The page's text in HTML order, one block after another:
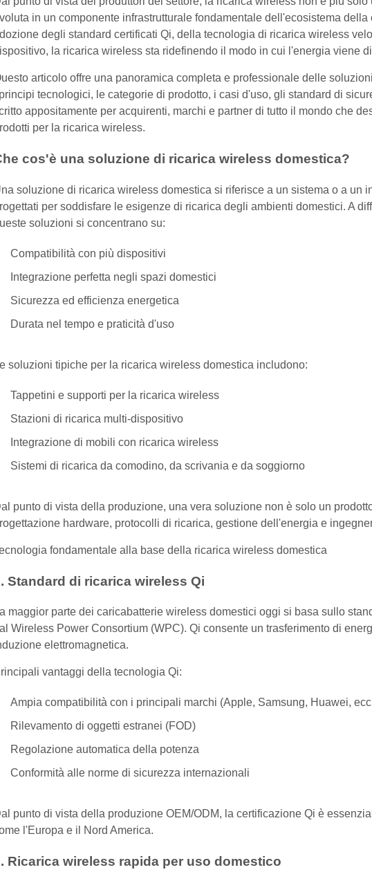
in un componente infrastrutturale fondamentale dell'ecosistema
degli standard certificati Qi, della tecnologia di ricarica wireless
la ricarica wireless sta ridefinendo il modo in cui l'energia viene
articolo offre una panoramica completa e professionale delle
tecnologici, le categorie di prodotto, i casi d'uso, gli standard di
appositamente per acquirenti, marchi e partner di tutto il mondo che
per la ricarica wireless.
cos'è una soluzione di ricarica wireless domestica?
soluzione di ricarica wireless domestica si riferisce a un sistema o a un
per soddisfare le esigenze di ricarica degli ambienti domestici. A
soluzioni si concentrano su:
Compatibilità con più dispositivi
Integrazione perfetta negli spazi domestici
Sicurezza ed efficienza energetica
Durata nel tempo e praticità d'uso
soluzioni tipiche per la ricarica wireless domestica includono:
Tappetini e supporti per la ricarica wireless
Stazioni di ricarica multi-dispositivo
Integrazione di mobili con ricarica wireless
Sistemi di ricarica da comodino, da scrivania e da soggiorno
punto di vista della produzione, una vera soluzione non è solo un
hardware, protocolli di ricarica, gestione dell'energia e
fondamentale alla base della ricarica wireless domestica
Standard di ricarica wireless Qi
maggior parte dei caricabatterie wireless domestici oggi si basa sullo
Wireless Power Consortium (WPC). Qi consente un trasferimento di
elettromagnetica.
vantaggi della tecnologia Qi:
Ampia compatibilità con i principali marchi (Apple, Samsung, Huawei,
Rilevamento di oggetti estranei (FOD)
Regolazione automatica della potenza
Conformità alle norme di sicurezza internazionali
punto di vista della produzione OEM/ODM, la certificazione Qi è
l'Europa e il Nord America.
Ricarica wireless rapida per uso domestico